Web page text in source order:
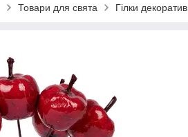
Товари для свята Гілки